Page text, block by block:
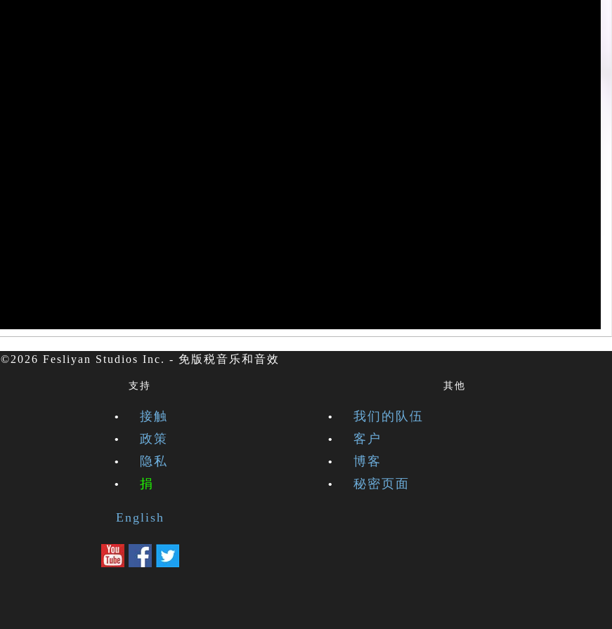
©2026 Fesliyan Studios Inc. - 免版税音乐和音效
支持
接触
政策
隐私
捐
其他
我们的队伍
客户
博客
秘密页面
English